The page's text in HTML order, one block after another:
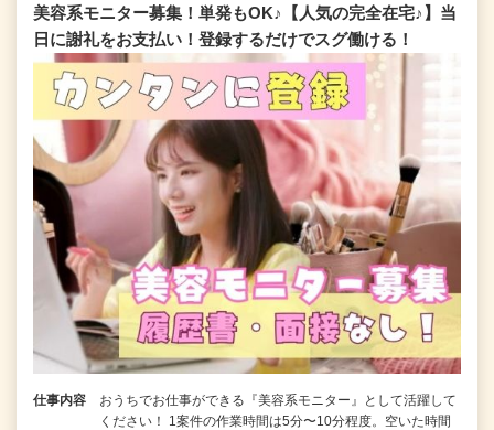
美容系モニター募集！単発もOK♪【人気の完全在宅♪】当
日に謝礼をお支払い！登録するだけでスグ働ける！
仕事内容
おうちでお仕事ができる『美容系モニター』として活躍して
ください！ 1案件の作業時間は5分〜10分程度。空いた時間